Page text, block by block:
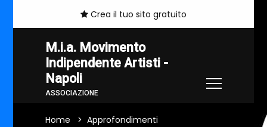
Crea il tuo sito gratuito
M.i.a. Movimento
Indipendente Artisti -
Napoli
ASSOCIAZIONE
Home
Approfondimenti